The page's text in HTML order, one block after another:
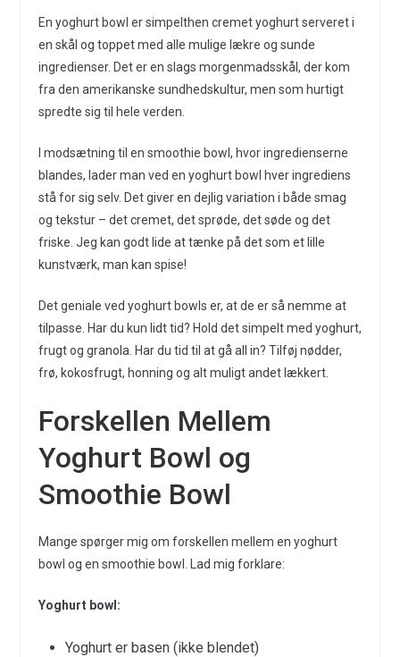
En yoghurt bowl er simpelthen cremet yoghurt serveret i
en skål og toppet med alle mulige lækre og sunde
ingredienser. Det er en slags morgenmadsskål, der kom
fra den amerikanske sundhedskultur, men som hurtigt
spredte sig til hele verden.
I modsætning til en smoothie bowl, hvor ingredienserne
blandes, lader man ved en yoghurt bowl hver ingrediens
stå for sig selv. Det giver en dejlig variation i både smag
og tekstur – det cremet, det sprøde, det søde og det
friske. Jeg kan godt lide at tænke på det som et lille
kunstværk, man kan spise!
Det geniale ved yoghurt bowls er, at de er så nemme at
tilpasse. Har du kun lidt tid? Hold det simpelt med yoghurt,
frugt og granola. Har du tid til at gå all in? Tilføj nødder,
frø, kokosfrugt, honning og alt muligt andet lækkert.
Forskellen Mellem
Yoghurt Bowl og
Smoothie Bowl
Mange spørger mig om forskellen mellem en yoghurt
bowl og en smoothie bowl. Lad mig forklare:
Yoghurt bowl:
Yoghurt er basen (ikke blendet)